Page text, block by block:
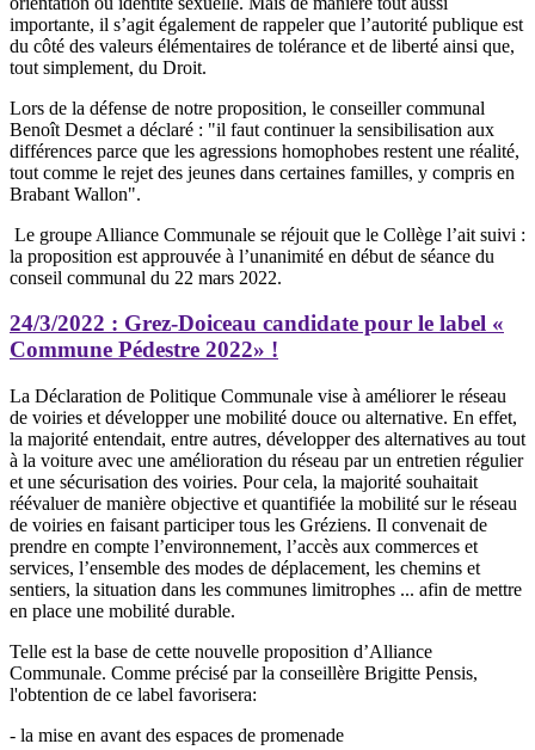
importante, il s’agit également de rappeler que l’autorité publique est
du côté des valeurs élémentaires de tolérance et de liberté ainsi que,
tout simplement, du Droit.
Lors de la défense de notre proposition, le conseiller communal
Benoît Desmet a déclaré : "il faut continuer la sensibilisation aux
différences parce que les agressions homophobes restent une réalité,
tout comme le rejet des jeunes dans certaines familles, y compris en
Brabant Wallon".
Le groupe Alliance Communale se réjouit que le Collège l’ait suivi :
la proposition est approuvée à l’unanimité en début de séance du
conseil communal du 22 mars 2022.
24/3/2022 : Grez-Doiceau candidate pour le label «
Commune Pédestre 2022» !
La Déclaration de Politique Communale vise à améliorer le réseau
de voiries et développer une mobilité douce ou alternative. En effet,
la majorité entendait, entre autres, développer des alternatives au tout
à la voiture avec une amélioration du réseau par un entretien régulier
et une sécurisation des voiries. Pour cela, la majorité souhaitait
réévaluer de manière objective et quantifiée la mobilité sur le réseau
de voiries en faisant participer tous les Gréziens. Il convenait de
prendre en compte l’environnement, l’accès aux commerces et
services, l’ensemble des modes de déplacement, les chemins et
sentiers, la situation dans les communes limitrophes ... afin de mettre
en place une mobilité durable.
Telle est la base de cette nouvelle proposition d’Alliance
Communale. Comme précisé par la conseillère Brigitte Pensis,
l'obtention de ce label favorisera:
- la mise en avant des espaces de promenade